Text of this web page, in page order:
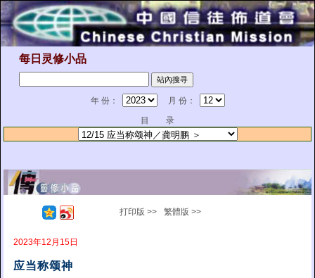
每日灵修小品
年 份：
月 份：
目 录
打印版 >> 繁體版 >>
2023年12月15日
应当称颂神